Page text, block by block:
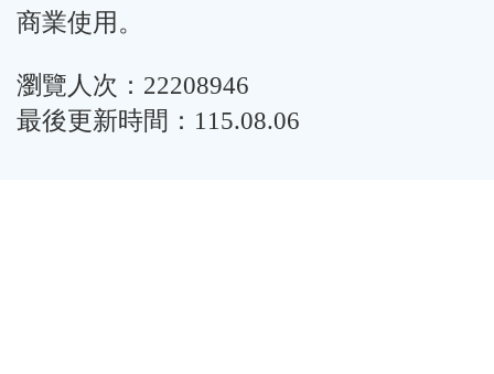
商業使用。
瀏覽人次：22208946
最後更新時間：115.08.06